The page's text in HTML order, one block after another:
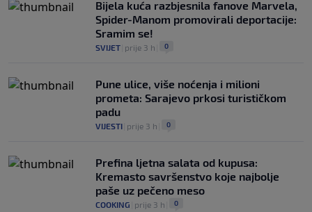
Bijela kuća razbjesnila fanove Marvela,
Spider-Manom promovirali deportacije:
Sramim se!
SVIJET prije 3 h 0
Pune ulice, više noćenja i milioni
prometa: Sarajevo prkosi turističkom
padu
VIJESTI prije 3 h 0
Prefina ljetna salata od kupusa:
Kremasto savršenstvo koje najbolje
paše uz pečeno meso
COOKING prije 3 h 0